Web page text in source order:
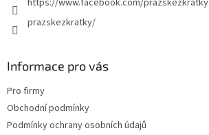
https://www.facebook.com/prazskezkratky
prazskezkratky/
Informace pro vás
Pro firmy
Obchodní podmínky
Podmínky ochrany osobních údajů